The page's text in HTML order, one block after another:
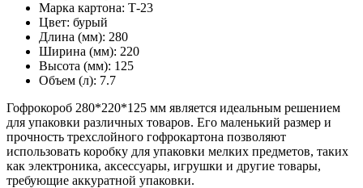
Марка картона: Т-23
Цвет: бурый
Длина (мм): 280
Ширина (мм): 220
Высота (мм): 125
Объем (л): 7.7
Гофрокороб 280*220*125 мм является идеальным решением
для упаковки различных товаров. Его маленький размер и
прочность трехслойного гофрокартона позволяют
использовать коробку для упаковки мелких предметов, таких
как электроника, аксессуары, игрушки и другие товары,
требующие аккуратной упаковки.